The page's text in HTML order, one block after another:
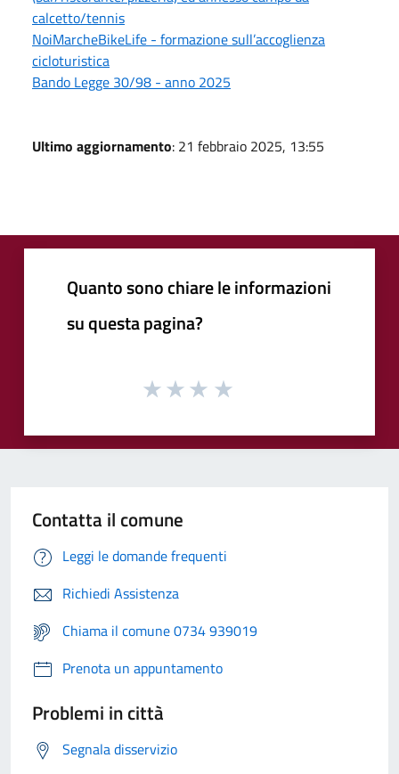
calcetto/tennis
NoiMarcheBikeLife - formazione sull’accoglienza
cicloturistica
Bando Legge 30/98 - anno 2025
Ultimo aggiornamento: 21 febbraio 2025, 13:55
Quanto sono chiare le informazioni
su questa pagina?
Contatta il comune
Leggi le domande frequenti
Richiedi Assistenza
Chiama il comune 0734 939019
Prenota un appuntamento
Problemi in città
Segnala disservizio